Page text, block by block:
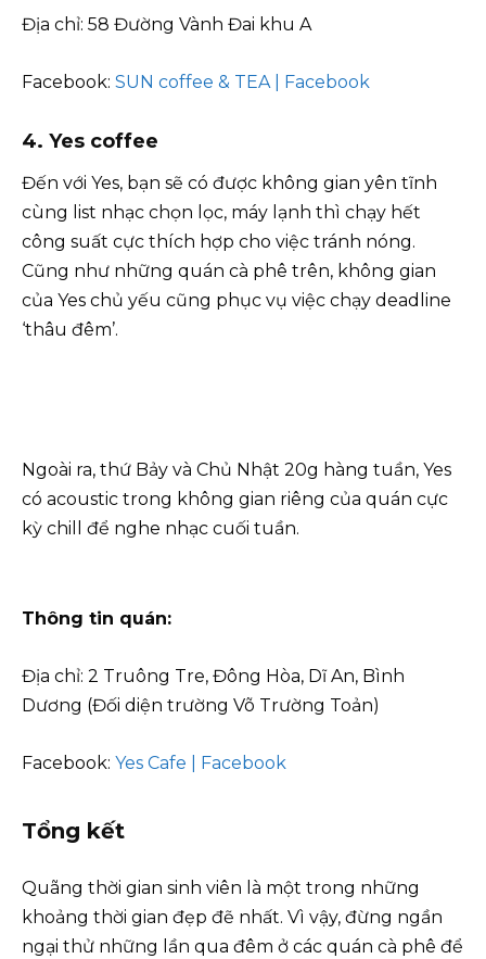
Địa chỉ: 58 Đường Vành Đai khu A
Facebook: SUN coffee & TEA | Facebook
4. Yes coffee
Đến với Yes, bạn sẽ có được không gian yên tĩnh
cùng list nhạc chọn lọc, máy lạnh thì chạy hết
công suất cực thích hợp cho việc tránh nóng.
Cũng như những quán cà phê trên, không gian
của Yes chủ yếu cũng phục vụ việc chạy deadline
‘thâu đêm’.
Ngoài ra, thứ Bảy và Chủ Nhật 20g hàng tuần, Yes
có acoustic trong không gian riêng của quán cực
kỳ chill để nghe nhạc cuối tuần.
Thông tin quán:
Địa chỉ: 2 Truông Tre, Đông Hòa, Dĩ An, Bình
Dương (Đối diện trường Võ Trường Toản)
Facebook: Yes Cafe | Facebook
Tổng kết
Quãng thời gian sinh viên là một trong những
khoảng thời gian đẹp đẽ nhất. Vì vậy, đừng ngần
ngại thử những lần qua đêm ở các quán cà phê để